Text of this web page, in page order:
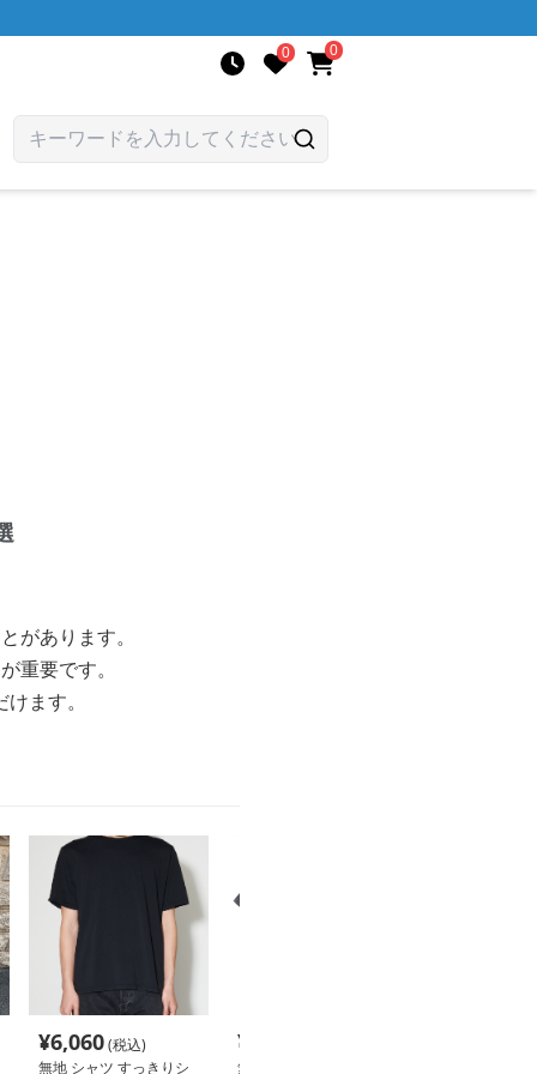
0 0
があります。
重要です。
ます。
¥6,060(税込)
無地 シャツ すっきりシ
¥
無地 シャツ さらりと着